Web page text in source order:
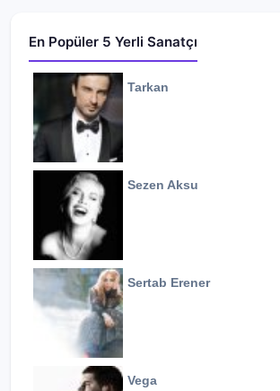
En Popüler 5 Yerli Sanatçı
Tarkan
Sezen Aksu
Sertab Erener
Vega